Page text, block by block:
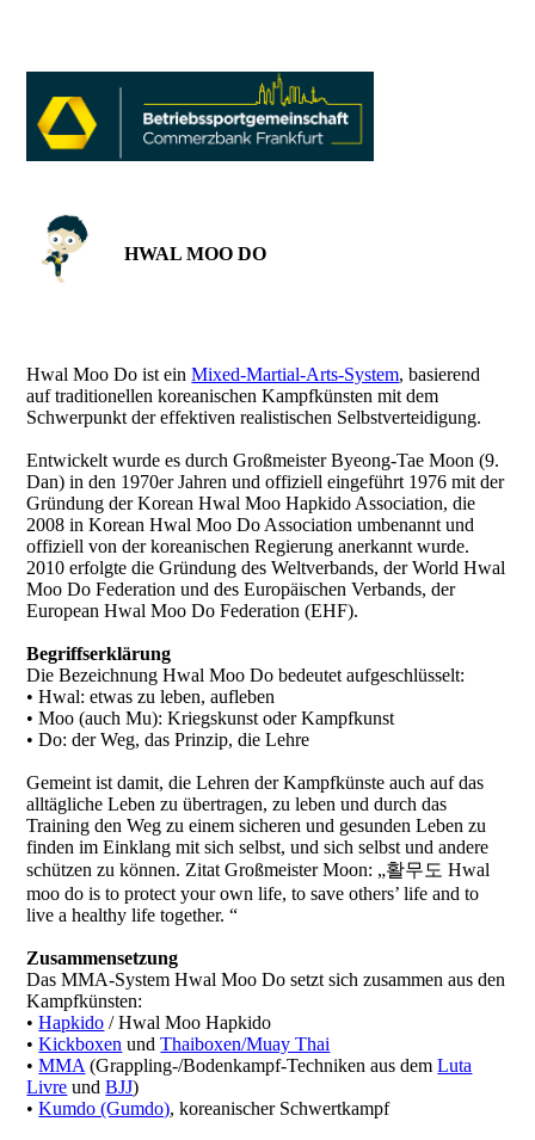
HWAL MOO DO
Hwal Moo Do ist einMixed-Martial-Arts-System, basierend
auf traditionellen koreanischen Kampfkünsten mit dem
Schwerpunkt der effektiven realistischen Selbstverteidigung.
Entwickelt wurde es durch Großmeister Byeong-Tae Moon (9.
Dan) in den 1970er Jahren und offiziell eingeführt 1976 mit der
Gründung der Korean Hwal Moo Hapkido Association, die
2008 in Korean Hwal Moo Do Association umbenannt und
offiziell von der koreanischen Regierung anerkannt wurde.
2010 erfolgte die Gründung des Weltverbands, der World Hwal
Moo Do Federation und des Europäischen Verbands, der
European Hwal Moo Do Federation (EHF).
Begriffserklärung
Die Bezeichnung Hwal Moo Do bedeutet aufgeschlüsselt:
• Hwal: etwas zu leben, aufleben
• Moo (auch Mu): Kriegskunst oder Kampfkunst
• Do: der Weg, das Prinzip, die Lehre
Gemeint ist damit, die Lehren der Kampfkünste auch auf das
alltägliche Leben zu übertragen, zu leben und durch das
Training den Weg zu einem sicheren und gesunden Leben zu
finden im Einklang mit sich selbst, und sich selbst und andere
schützen zu können. Zitat Großmeister Moon: „활무도 Hwal
moo do is to protect your own life, to save others’ life and to
live a healthy life together. “
Zusammensetzung
Das MMA-System Hwal Moo Do setzt sich zusammen aus den
Kampfkünsten:
•Hapkido / Hwal Moo Hapkido
•Kickboxen undThaiboxen/Muay Thai
•MMA (Grappling-/Bodenkampf-Techniken aus demLuta
Livre undBJJ)
•Kumdo (Gumdo), koreanischer Schwertkampf